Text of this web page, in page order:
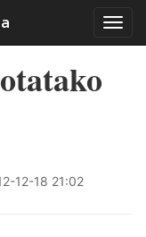
12-18 21:02